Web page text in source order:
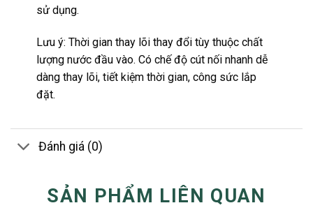
sử dụng.
Lưu ý: Thời gian thay lõi thay đổi tùy thuộc chất
lượng nước đầu vào. Có chế độ cút nối nhanh dễ
dàng thay lõi, tiết kiệm thời gian, công sức lắp
đặt.
Đánh giá (0)
SẢN PHẨM LIÊN QUAN